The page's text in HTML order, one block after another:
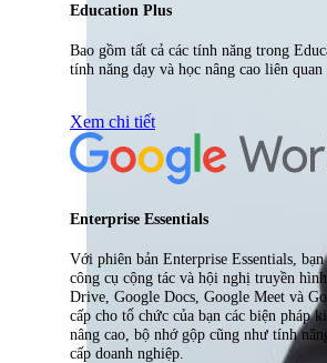
Education Plus
Bao gồm tất cả các tính năng trong
tính năng dạy và học nâng cao liên quan
Xem chi tiết
Enterprise Essentials
Với phiên bản Enterprise Essentials, bạn
công cụ cộng tác và hội nghị truyền hình
Drive, Google Docs, Google Meet và
cấp cho tổ chức của bạn các biện pháp
nâng cao, bộ nhớ gộp cũng như tính
cấp doanh nghiệp.